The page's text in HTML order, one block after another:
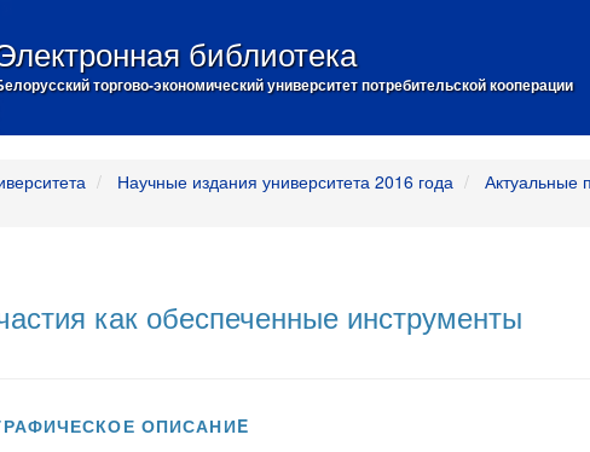
библиотека
торгово-экономический университет потребительской кооперации
Научные издания университета 2016 года
Актуальные
как обеспеченные инструменты
ОПИСАНИE